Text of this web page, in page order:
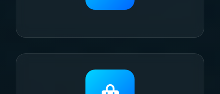
智能办公，节能降耗，提升工作效率。